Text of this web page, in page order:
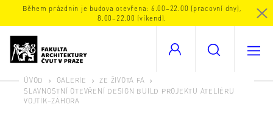
Během prázdnin je budova otevřena: 6.00–22.00 (pracovní dny),
8.00–22.00 (víkend).
ÚVOD GALERIE
ZE ŽIVOTA FA
SLAVNOSTNÍ OTEVŘENÍ DESIGN BUILD PROJEKTU ATELIÉRU
VOJTÍK–ZÁHORA